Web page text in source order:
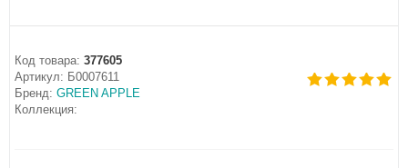
Код товара: 377605
Артикул: Б0007611
Бренд: GREEN APPLE
Коллекция: